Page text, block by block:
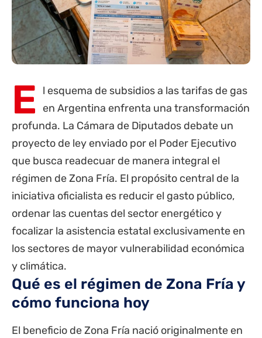
E
l esquema de subsidios a las tarifas de gas
en Argentina enfrenta una transformación
profunda. La Cámara de Diputados debate un
proyecto de ley enviado por el Poder Ejecutivo
que busca readecuar de manera integral el
régimen de Zona Fría. El propósito central de la
iniciativa oficialista es reducir el gasto público,
ordenar las cuentas del sector energético y
focalizar la asistencia estatal exclusivamente en
los sectores de mayor vulnerabilidad económica
y climática.
Qué es el régimen de Zona Fría y
cómo funciona hoy
El beneficio de Zona Fría nació originalmente en